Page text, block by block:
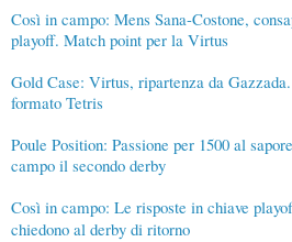
Così in campo: Mens Sana-Costone,
playoff. Match point per la Virtus
Gold Case: Virtus, ripartenza da
formato Tetris
Poule Position: Passione per 1500 al
campo il secondo derby
Così in campo: Le risposte in chiave
chiedono al derby di ritorno